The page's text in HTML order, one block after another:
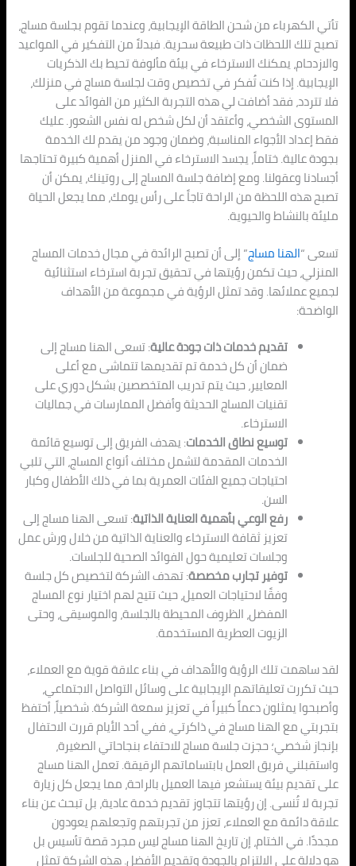
تأتي الكهرباء من شحن الطاقة الإيجابية، وعندما تقوم بجلسة مساج،
تصبح تلك اللحظات ذات طبيعة سحرية. فبدلاً من التفكير في المواعيد
والازدحام، يمكنك الاسترخاء في بيئة مألوفة تحيط بك الذكريات
الإيجابية. إذا كنت تُفكر في تخصيص وقت لجلسة مساج في منزلك،
فلا تتردد، فقد أضافت لي هذه التجربة الكثير من الفوائد على
المستوى الشخصي، وأعتقد أن لكل شخص له نفس الشعور. عليك
فقط إعداد الأجواء المناسبة، وضمان وجود من يقدم لك الخدمة
بجودة عالية. ختاماً، يجسد الاسترخاء في المنزل أهمية كبيرة تحتاجها
أجسادنا وعقولنا. ومع إضافة جلسة المساج إلى روتينك، يمكن أن
تصبح هذه اللحظة من الراحة تاجاً على رأس يومك، مما يجعل الحياة
مليئة بالنشاط والحيوية.
تسعى “الهنا مساج” إلى أن تصبح الرائدة في مجال خدمات المساج
المنزلي، حيث تكمن رؤيتها في تحقيق تجربة استرخاء استثنائية
لجميع عملائها. وقد تمثل الرؤية في مجموعة من الأهداف
الواضحة:
تقديم خدمات ذات جودة عالية: تسعى الهنا مساج إلى
ضمان أن كل خدمة تم تقديمها تتماشى مع أعلى
المعايير، حيث يتم تدريب المتخصصين بشكل دوري على
تقنيات المساج الحديثة وأفضل الممارسات في جماليات
الاسترخاء.
توسيع نطاق الخدمات: يهدف الفريق إلى توسيع قائمة
الخدمات المقدمة لتشمل مختلف أنواع المساج، التي تلبي
احتياجات جميع الفئات العمرية بما في ذلك الأطفال وكبار
السن.
رفع الوعي بأهمية العناية الذاتية: تسعى الهنا مساج إلى
تعزيز ثقافة الاسترخاء والعناية الذاتية من خلال ورش عمل
وجلسات تعليمية حول الفوائد الصحية للجلسات.
توفير تجارب مخصصة: تهدف الشركة لتخصيص كل جلسة
وفقًا لاحتياجات العميل، حيث تتيح لهم اختيار نوع المساج
المفضل، الظروف المحيطة بالجلسة، والموسيقى، وحتى
الزيوت العطرية المستخدمة.
لقد ساهمت تلك الرؤية والأهداف في بناء علاقة قوية مع العملاء،
حيث تكررت تعليقاتهم الإيجابية على وسائل التواصل الاجتماعي،
وأصبحوا يمثلون دعماً كبيراً في تعزيز سمعة الشركة. شخصياً، أحتفظ
بتجربتي مع الهنا مساج في ذاكرتي، ففي أحد الأيام قررت الاحتفال
بإنجاز شخصي؛ حجزت جلسة مساج للاحتفاء بنجاحاتي الصغيرة،
واستقبلني فريق العمل بابتساماتهم الرقيقة. تعمل الهنا مساج
على تقديم بيئة يستشعر فيها العميل بالراحة، مما يجعل كل زيارة
تجربة لا تُنسى. إن رؤيتها تتجاوز تقديم خدمة عادية، بل تبحث عن بناء
علاقة دائمة مع العملاء، تعزز من تجربتهم وتجعلهم يعودون
مجددًا. في الختام، إن تاريخ الهنا مساج ليس مجرد قصة تأسيس بل
هو دلالة على الالتزام بالجودة وتقديم الأفضل. هذه الشركة تمثل